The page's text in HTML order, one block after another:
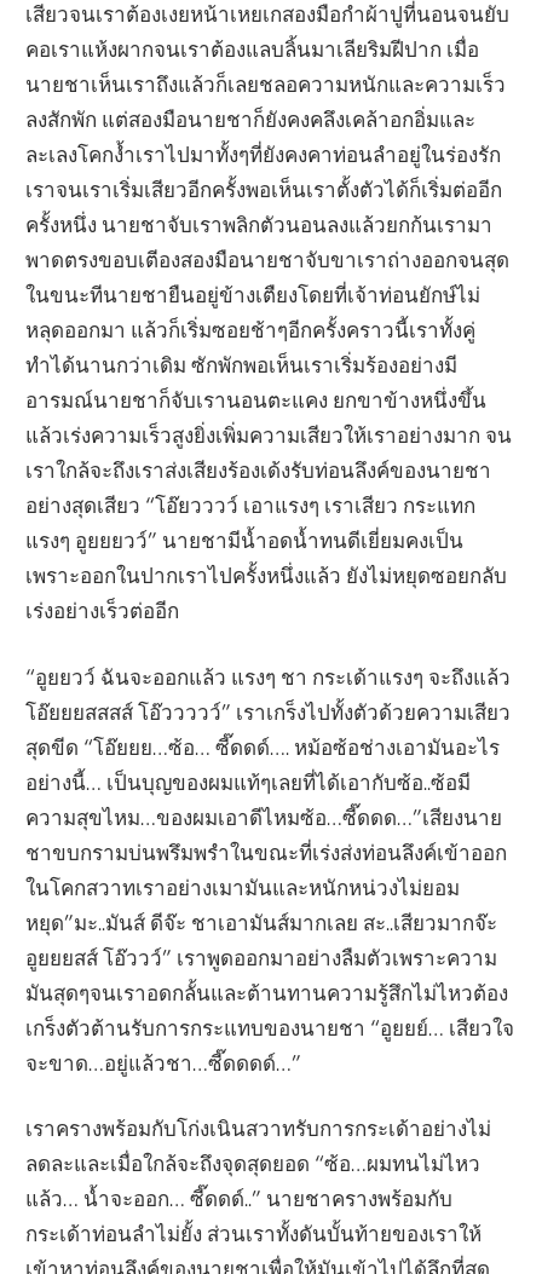
เสียวจนเราต้องเงยหน้าเหยเกสองมือกำผ้าปูที่นอนจนยับ
คอเราแห้งผากจนเราต้องแลบลิ้นมาเลียริมฝีปาก เมื่อ
นายชาเห็นเราถึงแล้วก็เลยชลอความหนักและความเร็ว
ลงสักพัก แต่สองมือนายชาก็ยังคงคลึงเคล้าอกอิ่มและ
ละเลงโคกง้ำเราไปมาทั้งๆที่ยังคงคาท่อนลำอยู่ในร่องรัก
เราจนเราเริ่มเสียวอีกครั้งพอเห็นเราตั้งตัวได้ก็เริ่มต่ออีก
ครั้งหนึ่ง นายชาจับเราพลิกตัวนอนลงแล้วยกก้นเรามา
พาดตรงขอบเตีองสองมือนายชาจับขาเราถ่างออกจนสุด
ในขนะทีนายชายืนอยู่ข้างเตืยงโดยที่เจ้าท่อนยักษ์ไม่
หลุดออกมา แล้วก็เริ่มซอยช้าๆอีกครั้งคราวนี้เราทั้งคู่
ทำได้นานกว่าเดิม ซักพักพอเห็นเราเริ่มร้องอย่างมี
อารมณ์นายชาก็จับเรานอนตะแคง ยกขาข้างหนึ่งขึ้น
แล้วเร่งความเร็วสูงยิ่งเพิ่มความเสียวให้เราอย่างมาก จน
เราใกล้จะถึงเราส่งเสียงร้องเด้งรับท่อนลึงค์ของนายชา
อย่างสุดเสียว “โอ๊ยวววว์ เอาแรงๆ เราเสียว กระแทก
แรงๆ อูยยยวว์” นายชามีน้ำอดน้ำทนดีเยี่ยมคงเป็น
เพราะออกในปากเราไปครั้งหนึ่งแล้ว ยังไม่หยุดซอยกลับ
เร่งอย่างเร็วต่ออีก
“อูยยวว์ ฉันจะออกแล้ว แรงๆ ชา กระเด้าแรงๆ จะถึงแล้ว
โอ๊ยยยสสสส์ โอ๊ววววว์” เราเกร็งไปทั้งตัวด้วยความเสียว
สุดขีด “โอ๊ยยย…ซ้อ… ซี๊ดดด์…. หม้อซ้อช่างเอามันอะไร
อย่างนี้… เป็นบุญของผมแท้ๆเลยที่ได้เอากับซ้อ..ซ้อมี
ความสุขไหม…ของผมเอาดีไหมซ้อ…ซี๊ดดด…”เสียงนาย
ชาขบกรามบ่นพรึมพรำในขณะที่เร่งส่งท่อนลึงค์เข้าออก
ในโคกสวาทเราอย่างเมามันและหนักหน่วงไม่ยอม
หยุด”มะ..มันส์ ดีจ๊ะ ชาเอามันส์มากเลย สะ..เสียวมากจ๊ะ
อูยยยสส์ โอ๊ววว์” เราพูดออกมาอย่างลืมตัวเพราะความ
มันสุดๆจนเราอดกลั้นและต้านทานความรู้สึกไม่ไหวต้อง
เกร็งตัวต้านรับการกระแทบของนายชา “อูยยย์… เสียวใจ
จะขาด…อยู่แล้วชา…ซี๊ดดดด์…”
เราครางพร้อมกับโก่งเนินสวาทรับการกระเด้าอย่างไม่
ลดละและเมื่อใกล้จะถึงจุดสุดยอด “ซ้อ…ผมทนไม่ไหว
แล้ว… น้ำจะออก… ซี๊ดดด์..” นายชาครางพร้อมกับ
กระเด้าท่อนลำไม่ยั้ง ส่วนเราทั้งดันบั้นท้ายของเราให้
เข้าหาท่อนลึงค์ของนายชาเพื่อให้มันเข้าไปได้ลึกที่สุด